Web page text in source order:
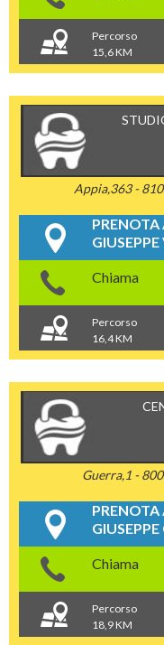
Percorso
15,6 KM
Appia,363 -
Chiama
Percorso
16,4 KM
Guerra,1 -
Chiama
Percorso
18,9 KM